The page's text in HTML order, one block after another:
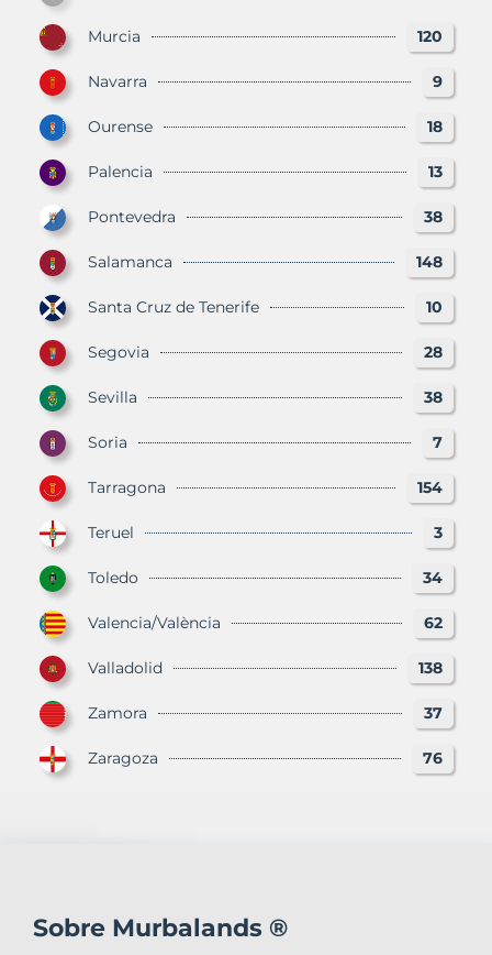
Murcia 120
Navarra 9
Ourense 18
Palencia 13
Pontevedra 38
Salamanca 148
Santa Cruz de Tenerife 10
Segovia 28
Sevilla 38
Soria 7
Tarragona 154
Teruel 3
Toledo 34
Valencia/València 62
Valladolid 138
Zamora 37
Zaragoza 76
Sobre Murbalands ®